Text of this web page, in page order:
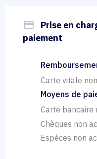
payment
Prise en
paiement
Carte vitale
Moyens de
Carte bancaire
Chèques non
Espèces non